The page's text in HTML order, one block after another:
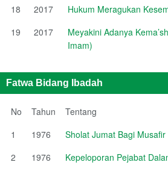
18
2017
Hukum Meragukan
19
2017
Meyakini Adanya
Imam)
Fatwa Bidang Ibadah
No Tahun
Tentang
1
1976
Sholat Jumat Bagi Musafir
2
1976
Kepeloporan Pejabat